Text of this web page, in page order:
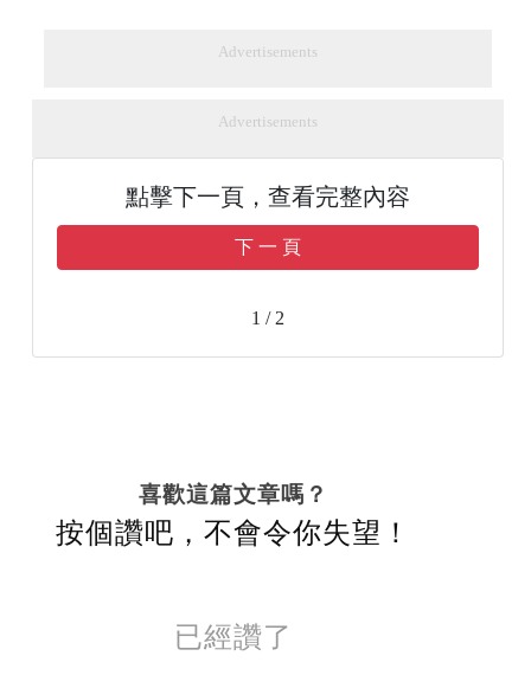
Advertisements
Advertisements
點擊下一頁，查看完整內容
下 一 頁
1 / 2
喜歡這篇文章嗎？
按個讚吧，不會令你失望！
已經讚了